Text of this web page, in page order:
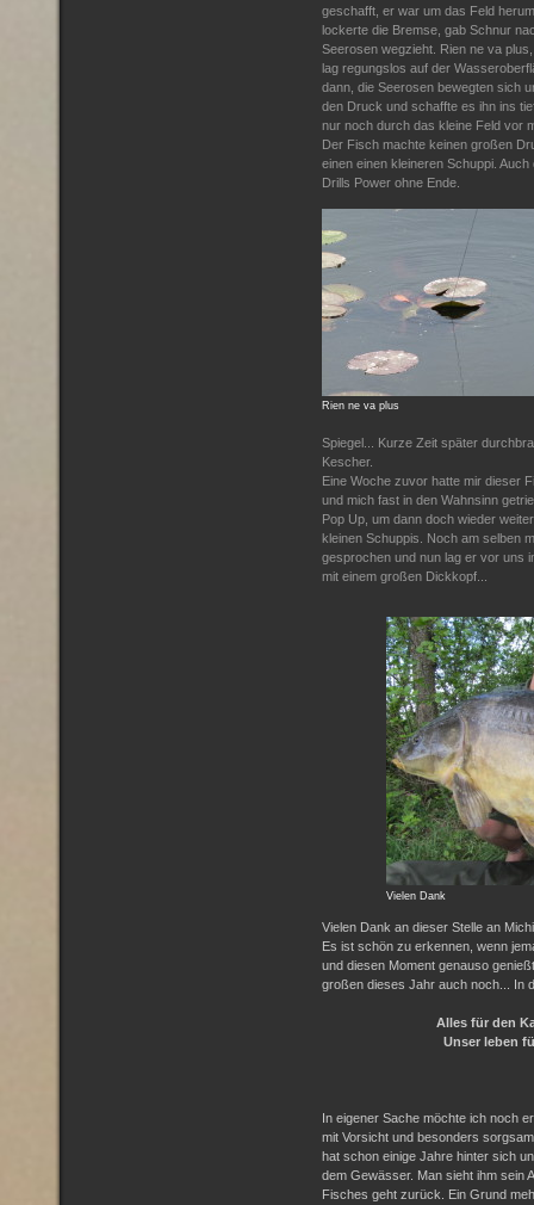
geschafft, er war um das Feld
lockerte die Bremse, gab Schnur
Seerosen wegzieht. Rien ne va
lag regungslos auf der
dann, die Seerosen bewegten sich
den Druck und schaffte es ihn ins
nur noch durch das kleine Feld vor
Der Fisch machte keinen großen
einen einen kleineren Schuppi.
Drills Power ohne Ende.
Rien ne va plus
Spiegel... Kurze Zeit später
Kescher.
Eine Woche zuvor hatte mir dieser
und mich fast in den Wahnsinn
Pop Up, um dann doch wieder
kleinen Schuppis. Noch am selben
gesprochen und nun lag er vor uns
mit einem großen Dickkopf...
Vielen Dank
Vielen Dank an dieser Stelle an
Es ist schön zu erkennen, wenn
und diesen Moment genauso
großen dieses Jahr auch noch... In
Alles für den
Unser leben
In eigener Sache möchte ich noch
mit Vorsicht und besonders
hat schon einige Jahre hinter sich
dem Gewässer . Man sieht ihm sein
Fisches geht zurück. Ein Grund